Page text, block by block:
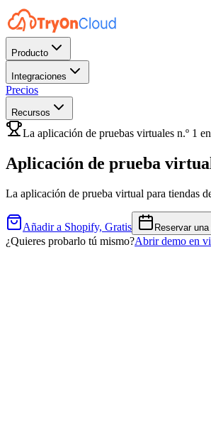
Producto
Integraciones
Precios
Recursos
La aplicación de pruebas virtuales n.º 1
Aplicación de prueba
La aplicación de prueba virtual para tiendas
Añadir a Shopify, Gratis Reservar
¿Quieres probarlo tú mismo?Abrir demo en